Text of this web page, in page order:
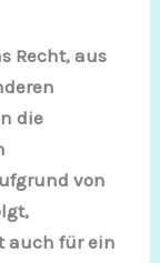
Recht, aus
die
von
auch für ein